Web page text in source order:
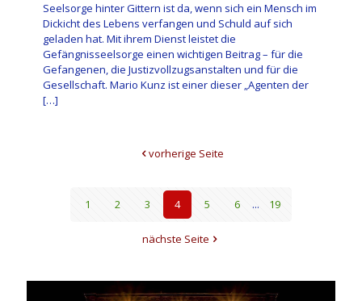
Seelsorge hinter Gittern ist da, wenn sich ein Mensch im
Dickicht des Lebens verfangen und Schuld auf sich
geladen hat. Mit ihrem Dienst leistet die
Gefängnisseelsorge einen wichtigen Beitrag – für die
Gefangenen, die Justizvollzugsanstalten und für die
Gesellschaft. Mario Kunz ist einer dieser „Agenten der
[…]
vorherige Seite
1 2 3 4 5 6 ... 19
nächste Seite